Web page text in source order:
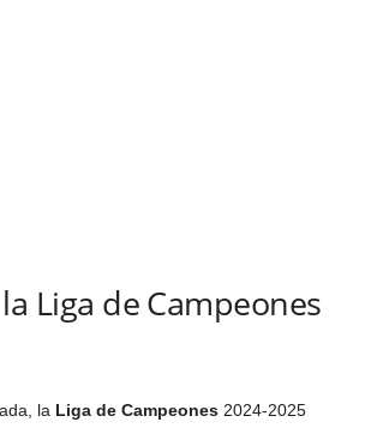
Liga de Campeones
la Liga de Campeones2024-2025